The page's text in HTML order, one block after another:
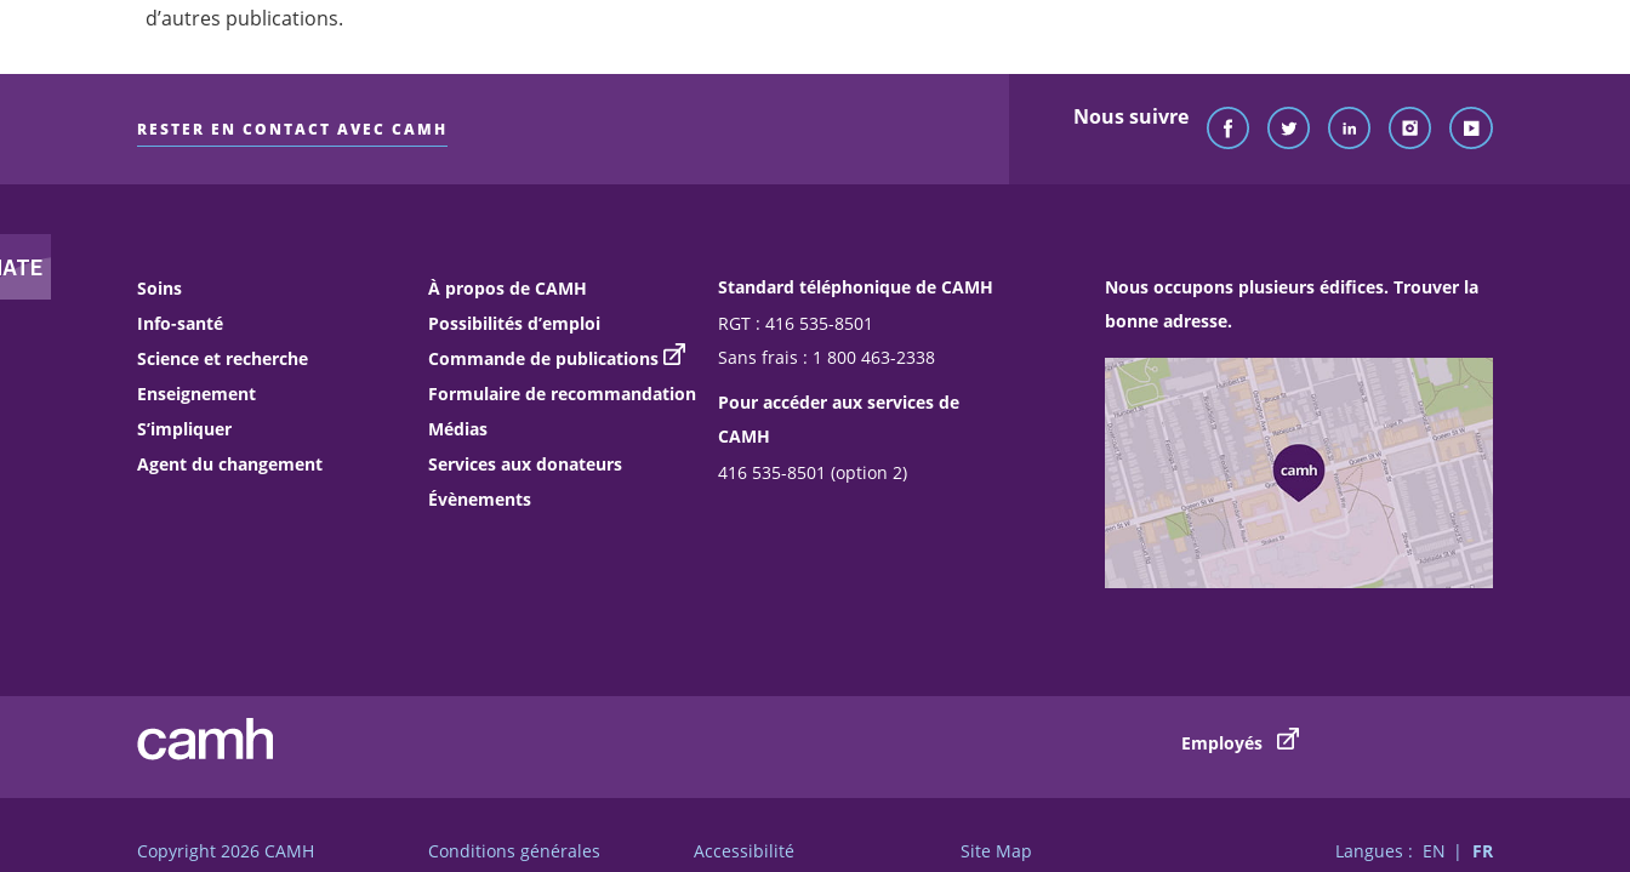
d’autres publications.
RESTER EN CONTACT AVEC CAMH Nous suivre
Soins
Info-santé
Science et recherche
Enseignement
S’impliquer
Agent du changement
À propos de CAMH
Possibilités d’emploi
Commande de publications
Formulaire de recommandation
Médias
Services aux donateurs
Évènements
Standard téléphonique de CAMH
RGT : 416 535-8501
Sans frais : 1 800 463-2338
Pour accéder aux services de
CAMH
416 535-8501 (option 2)
Nous occupons plusieurs édifices. Trouver la
bonne adresse.
Employés
Copyright 2026 CAMH
Conditions générales
Accessibilité Site Map Langues : EN FR